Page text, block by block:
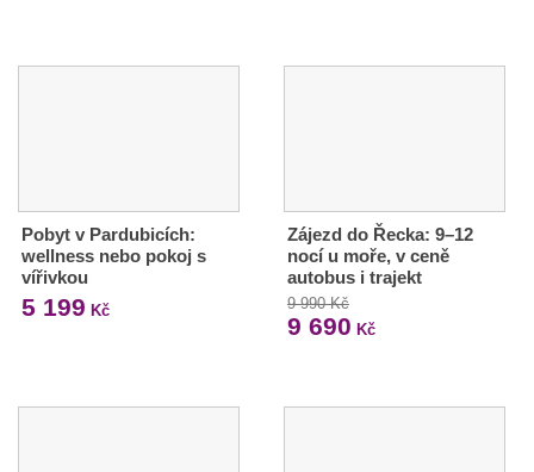
Pobyt v Pardubicích:
wellness nebo pokoj s
vířivkou
5 199 Kč
Zájezd do Řecka: 9–12
nocí u moře, v ceně
autobus i trajekt
9 990 Kč
9 690 Kč